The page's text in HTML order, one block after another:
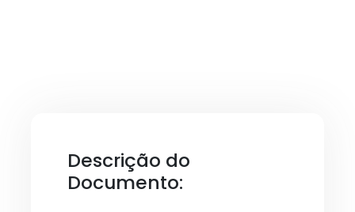
Descrição do
Documento: